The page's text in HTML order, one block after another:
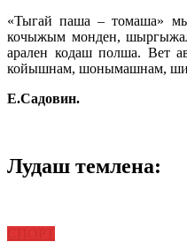
«Тыгай паша – томаша»
кочыжым монден,
арален кодаш полша. Вет
койышнам, шонымашнам,
Е.Садовин.
Лудаш темлена: